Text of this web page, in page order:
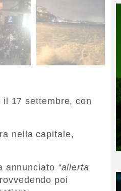
17 settembre, con
nella capitale,
annunciato “allerta
poi